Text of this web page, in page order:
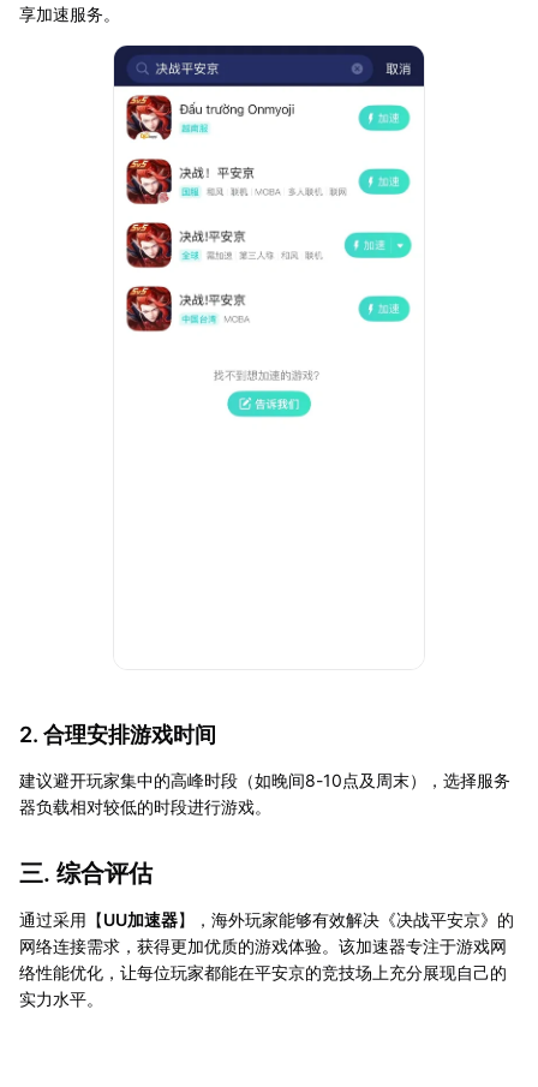
享加速服务。
2. 合理安排游戏时间
建议避开玩家集中的高峰时段（如晚间8-10点及周末），选择服务
器负载相对较低的时段进行游戏。
三. 综合评估
通过采用【UU加速器】，海外玩家能够有效解决《决战平安京》的
网络连接需求，获得更加优质的游戏体验。该加速器专注于游戏网
络性能优化，让每位玩家都能在平安京的竞技场上充分展现自己的
实力水平。